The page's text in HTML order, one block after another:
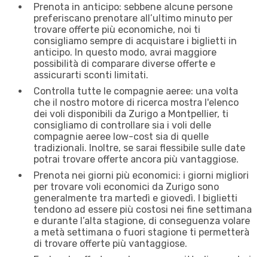
Prenota in anticipo: sebbene alcune persone
preferiscano prenotare all’ultimo minuto per
trovare offerte più economiche, noi ti
consigliamo sempre di acquistare i biglietti in
anticipo. In questo modo, avrai maggiore
possibilità di comparare diverse offerte e
assicurarti sconti limitati.
Controlla tutte le compagnie aeree: una volta
che il nostro motore di ricerca mostra l'elenco
dei voli disponibili da Zurigo a Montpellier, ti
consigliamo di controllare sia i voli delle
compagnie aeree low-cost sia di quelle
tradizionali. Inoltre, se sarai flessibile sulle date
potrai trovare offerte ancora più vantaggiose.
Prenota nei giorni più economici: i giorni migliori
per trovare voli economici da Zurigo sono
generalmente tra martedì e giovedì. I biglietti
tendono ad essere più costosi nei fine settimana
e durante l’alta stagione, di conseguenza volare
a metà settimana o fuori stagione ti permetterà
di trovare offerte più vantaggiose.